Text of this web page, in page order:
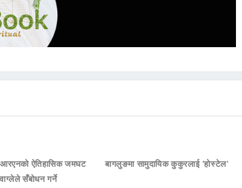
ऐतिहासिक जमघट
सँबोधन गर्ने
बागलुङमा सामुदायिक कुकुरलाई ‘होस्टेल’